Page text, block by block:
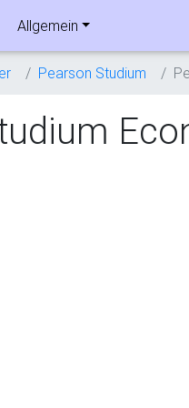
Allgemein
Pearson Studium